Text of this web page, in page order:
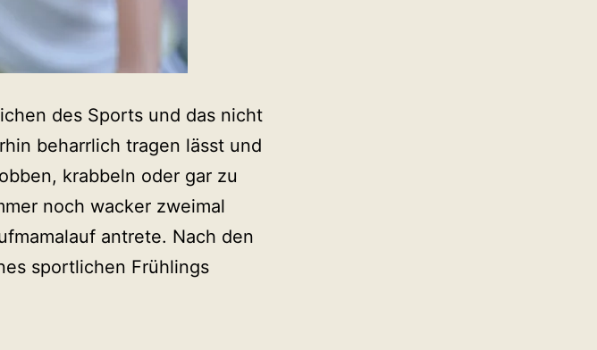
des Sports und das nicht
beharrlich tragen lässt und
krabbeln oder gar zu
noch wacker zweimal
antrete. Nach den
sportlichen Frühlings